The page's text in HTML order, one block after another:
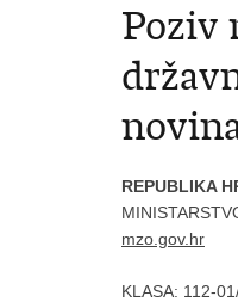
Poziv
REPUBLIKA
mzo.gov.hr
KLASA: 112-